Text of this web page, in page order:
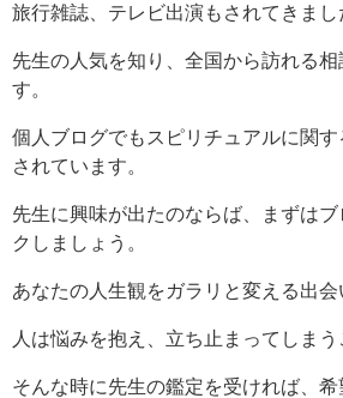
旅行雑誌、テレビ出演もされてきまし
先生の人気を知り、全国から訪れる
す。
個人ブログでもスピリチュアルに関
されています。
先生に興味が出たのならば、まずは
クしましょう。
あなたの人生観をガラリと変える出会
人は悩みを抱え、立ち止まってしまう
そんな時に先生の鑑定を受ければ、